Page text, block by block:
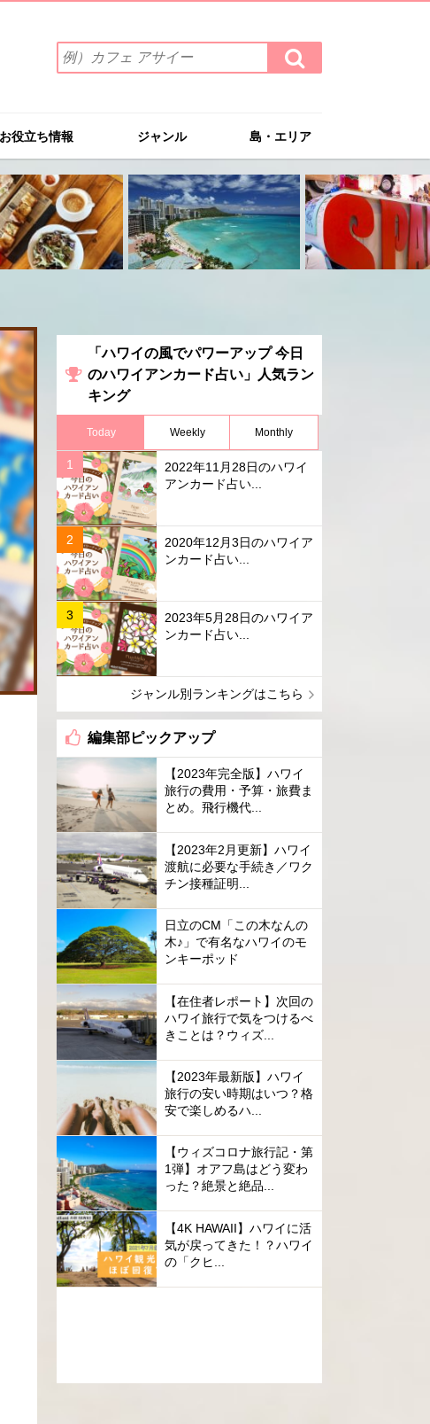
索
ワ
を
入
力
(例）
カ
フ
ェ
イ
検
索
す
お役立ち情報 ジャンル 島・エリア
「ハワイの風でパワーアップ 今日
のハワイアンカード占い」人気ラン
キング
Today Weekly Monthly
2022年11月28日のハワイ
アンカード占い...
2020年12月3日のハワイア
ンカード占い...
2023年5月28日のハワイア
ンカード占い...
ジャンル別ランキングはこちら
編集部ピックアップ
【2023年完全版】ハワイ
旅行の費用・予算・旅費ま
とめ。飛行機代...
【2023年2月更新】ハワイ
渡航に必要な手続き／ワク
チン接種証明...
日立のCM「この木なんの
木♪」で有名なハワイのモ
ンキーポッド
【在住者レポート】次回の
ハワイ旅行で気をつけるべ
きことは？ウィズ...
【2023年最新版】ハワイ
旅行の安い時期はいつ？格
安で楽しめるハ...
【ウィズコロナ旅行記・第
1弾】オアフ島はどう変わ
った？絶景と絶品...
【4K HAWAII】ハワイに活
気が戻ってきた！？ハワイ
の「クヒ...